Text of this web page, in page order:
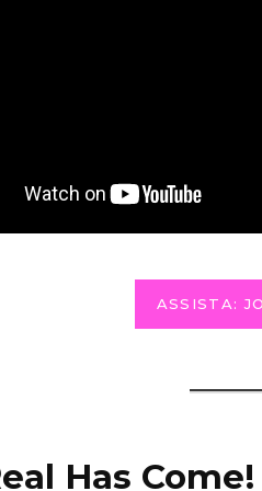
ASSISTA:
Has Come!